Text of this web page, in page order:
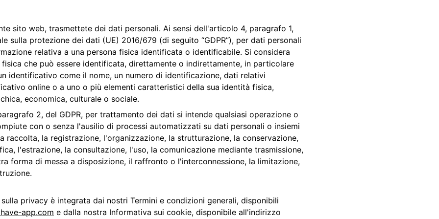
sito web, trasmettete dei dati personali. Ai sensi dell'articolo 4, paragrafo 1,
sulla protezione dei dati (UE) 2016/679 (di seguito “GDPR”), per dati personali
relativa a una persona fisica identificata o identificabile. Si considera
che può essere identificata, direttamente o indirettamente, in particolare
identificativo come il nome, un numero di identificazione, dati relativi
online o a uno o più elementi caratteristici della sua identità fisica,
economica, culturale o sociale.
2, del GDPR, per trattamento dei dati si intende qualsiasi operazione o
con o senza l'ausilio di processi automatizzati su dati personali o insiemi
raccolta, la registrazione, l'organizzazione, la strutturazione, la conservazione,
l'estrazione, la consultazione, l'uso, la comunicazione mediante trasmissione,
forma di messa a disposizione, il raffronto o l'interconnessione, la limitazione,
privacy è integrata dai nostri Termini e condizioni generali, disponibili
app.com e dalla nostra Informativa sui cookie, disponibile all'indirizzo